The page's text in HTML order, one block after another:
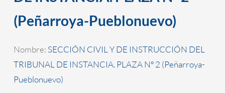
(Peñarroya-Pueblonuevo)
Nombre: SECCIÓN CIVIL Y DE INSTRUCCIÓN DEL
TRIBUNAL DE INSTANCIA. PLAZA Nº 2 (Peñarroya-
Pueblonuevo)